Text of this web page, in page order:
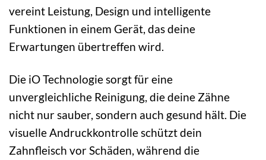
vereint Leistung, Design und intelligente
Funktionen in einem Gerät, das deine
Erwartungen übertreffen wird.
Die iO Technologie sorgt für eine
unvergleichliche Reinigung, die deine Zähne
nicht nur sauber, sondern auch gesund hält. Die
visuelle Andruckkontrolle schützt dein
Zahnfleisch vor Schäden, während die